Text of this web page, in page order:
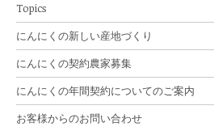
Topics
にんにくの新しい産地づくり
にんにくの契約農家募集
にんにくの年間契約についてのご案内
お客様からのお問い合わせ